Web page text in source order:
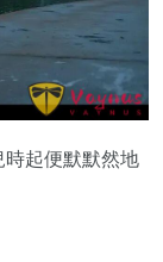
起便默默然地